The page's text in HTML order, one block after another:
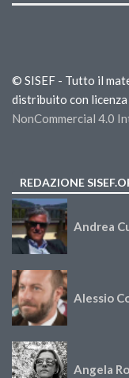
© SISEF - Tutto il
distribuito con licenza
NonCommercial 4.0
REDAZIONE
Andrea
Alessio
Angela